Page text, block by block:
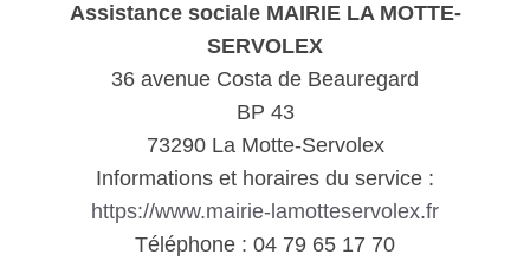
Assistance sociale MAIRIE LA MOTTE-
SERVOLEX
36 avenue Costa de Beauregard
BP 43
73290 La Motte-Servolex
Informations et horaires du service :
https://www.mairie-lamotteservolex.fr
Téléphone : 04 79 65 17 70